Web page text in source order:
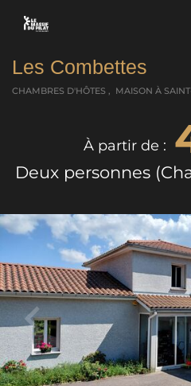
Les Combettes
CHAMBRES D'HÔTES , MAISON À
À partir de :
Deux personnes